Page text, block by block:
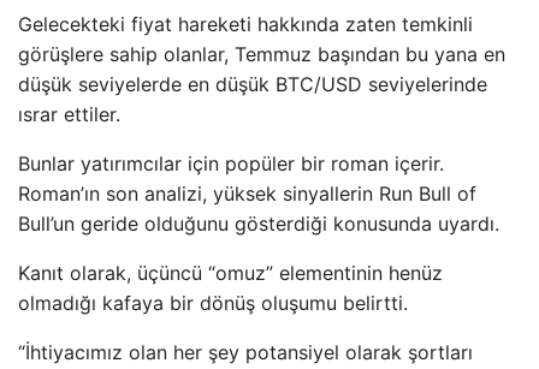
Gelecekteki fiyat hareketi hakkında zaten temkinli
görüşlere sahip olanlar, Temmuz başından bu yana en
düşük seviyelerde en düşük BTC/USD seviyelerinde
ısrar ettiler.
Bunlar yatırımcılar için popüler bir roman içerir.
Roman’ın son analizi, yüksek sinyallerin Run Bull of
Bull’un geride olduğunu gösterdiği konusunda uyardı.
Kanıt olarak, üçüncü “omuz” elementinin henüz
olmadığı kafaya bir dönüş oluşumu belirtti.
“İhtiyacımız olan her şey potansiyel olarak şortları